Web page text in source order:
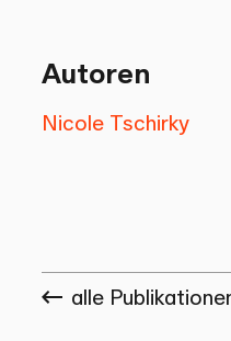
Autoren
Nicole Tschirky
alle